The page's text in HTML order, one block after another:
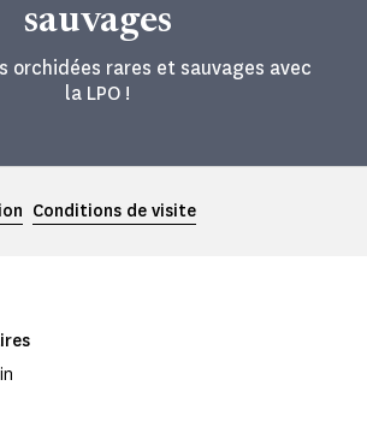
sauvages
orchidées rares et sauvages avec
la LPO !
Conditions de visite